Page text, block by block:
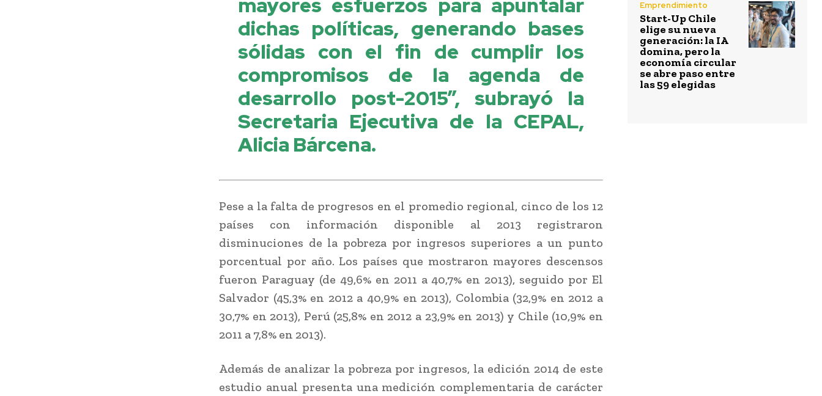
mayores esfuerzos para apuntalar
dichas políticas, generando bases
sólidas con el fin de cumplir los
compromisos de la agenda de
desarrollo post-2015”, subrayó la
Secretaria Ejecutiva de la CEPAL,
Alicia Bárcena.
Pese a la falta de progresos en el promedio regional, cinco de los 12
países con información disponible al 2013 registraron
disminuciones de la pobreza por ingresos superiores a un punto
porcentual por año. Los países que mostraron mayores descensos
fueron Paraguay (de 49,6% en 2011 a 40,7% en 2013), seguido por El
Salvador (45,3% en 2012 a 40,9% en 2013), Colombia (32,9% en 2012 a
30,7% en 2013), Perú (25,8% en 2012 a 23,9% en 2013) y Chile (10,9% en
2011 a 7,8% en 2013).
Además de analizar la pobreza por ingresos, la edición 2014 de este
estudio anual presenta una medición complementaria de carácter
Emprendimiento
Start-Up Chile
elige su nueva
generación: la IA
domina, pero la
economía circular
se abre paso entre
las 59 elegidas